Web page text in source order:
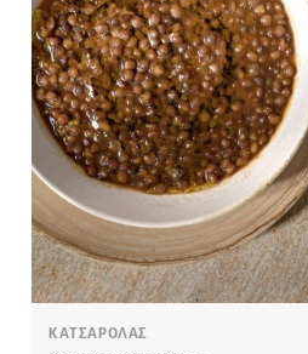
ΚΑΤΣΑΡΟΛΑΣ